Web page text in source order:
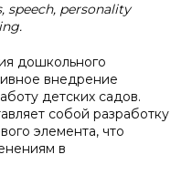
speech, personality
дошкольного
внедрение
детских садов.
собой разработку
элемента, что
в